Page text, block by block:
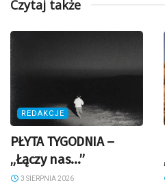
Czytaj także
REDAKCJE
PŁYTA TYGODNIA –
„Łączy nas…”
3 SIERPNIA 2026